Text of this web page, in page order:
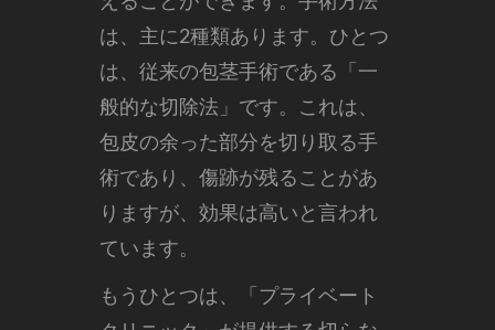
は、主に2種類あります。ひとつ
は、従来の包茎手術である「一
般的な切除法」です。これは、
包皮の余った部分を切り取る手
術であり、傷跡が残ることがあ
りますが、効果は高いと言われ
ています。
もうひとつは、「プライベート